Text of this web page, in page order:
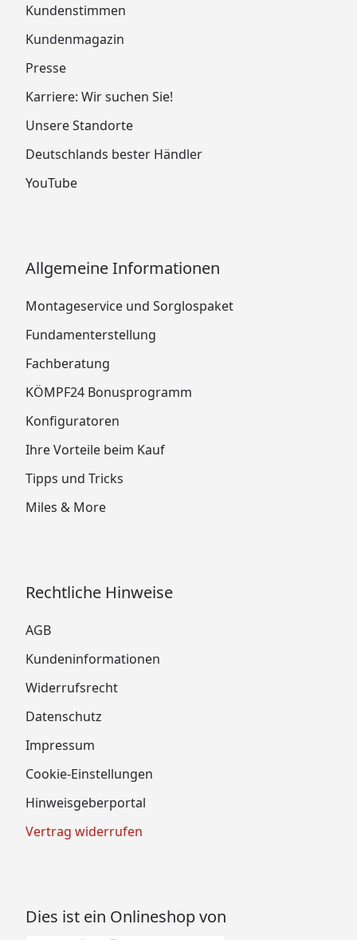
Kundenstimmen
Kundenmagazin
Presse
Karriere: Wir suchen Sie!
Unsere Standorte
Deutschlands bester Händler
YouTube
Allgemeine Informationen
Montageservice und Sorglospaket
Fundamenterstellung
Fachberatung
KÖMPF24 Bonusprogramm
Konfiguratoren
Ihre Vorteile beim Kauf
Tipps und Tricks
Miles & More
Rechtliche Hinweise
AGB
Kundeninformationen
Widerrufsrecht
Datenschutz
Impressum
Cookie-Einstellungen
Hinweisgeberportal
Vertrag widerrufen
Dies ist ein Onlineshop von